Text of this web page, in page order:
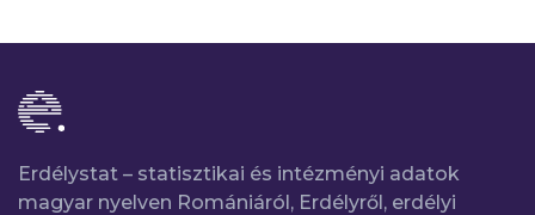
Erdélystat – statisztikai és intézményi adatok
magyar nyelven Romániáról, Erdélyről, erdélyi